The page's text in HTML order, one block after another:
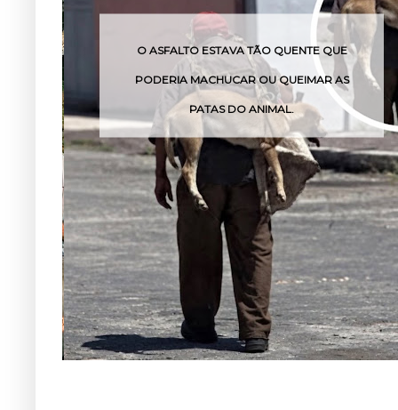
ESTAVA TÃO QUENTE QUE
MACHUCAR OU QUEIMAR AS
PATAS DO ANIMAL.
O VENENO